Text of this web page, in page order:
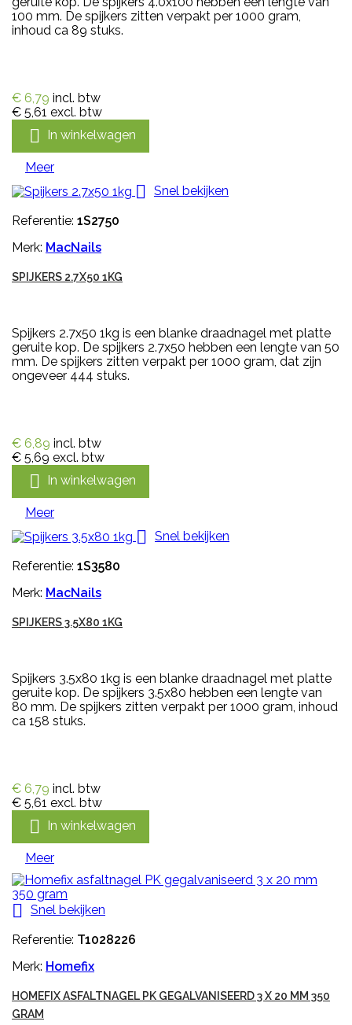
100 mm. De spijkers zitten verpakt per 1000 gram,
inhoud ca 89 stuks.
€ 6,79 incl. btw
€ 5,61 excl. btw
 In winkelwagen
Meer
 Snel bekijken
Referentie: 1S2750
Merk: MacNails
SPIJKERS 2.7X50 1KG
Spijkers 2.7x50 1kg is een blanke draadnagel met platte
geruite kop. De spijkers 2.7x50 hebben een lengte van 50
mm. De spijkers zitten verpakt per 1000 gram, dat zijn
ongeveer 444 stuks.
€ 6,89 incl. btw
€ 5,69 excl. btw
 In winkelwagen
Meer
 Snel bekijken
Referentie: 1S3580
Merk: MacNails
SPIJKERS 3.5X80 1KG
Spijkers 3.5x80 1kg is een blanke draadnagel met platte
geruite kop. De spijkers 3.5x80 hebben een lengte van
80 mm. De spijkers zitten verpakt per 1000 gram, inhoud
ca 158 stuks.
€ 6,79 incl. btw
€ 5,61 excl. btw
 In winkelwagen
Meer
 Snel bekijken
Referentie: T1028226
Merk: Homefix
HOMEFIX ASFALTNAGEL PK GEGALVANISEERD 3 X 20 MM 350
GRAM